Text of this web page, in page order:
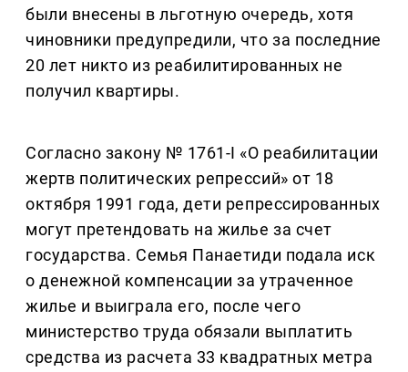
были внесены в льготную очередь, хотя
чиновники предупредили, что за последние
20 лет никто из реабилитированных не
получил квартиры.
Согласно закону № 1761-I «О реабилитации
жертв политических репрессий» от 18
октября 1991 года, дети репрессированных
могут претендовать на жилье за счет
государства. Семья Панаетиди подала иск
о денежной компенсации за утраченное
жилье и выиграла его, после чего
министерство труда обязали выплатить
средства из расчета 33 квадратных метра